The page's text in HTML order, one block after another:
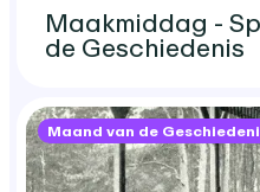
Maakmiddag -
de Geschiedenis
Maand van de